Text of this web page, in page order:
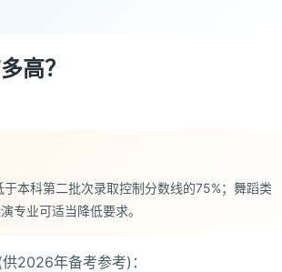
高？
本科第二批次录取控制分数线的75%；舞蹈类
专业可适当降低要求。
2026年备考参考)：